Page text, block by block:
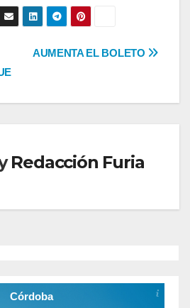
AUMENTA EL BOLETO
Redacción Furia
Córdoba